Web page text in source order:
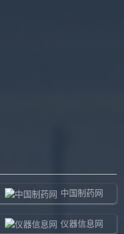
中国制药网
仪器信息网